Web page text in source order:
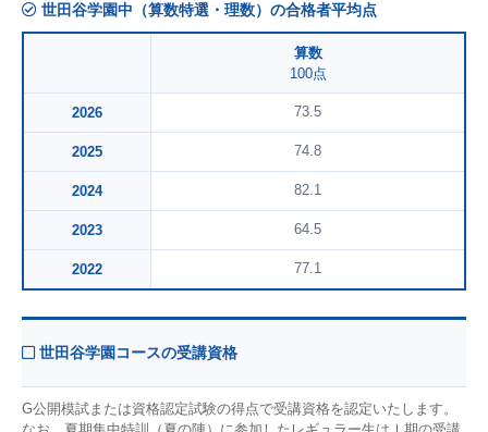
世田谷学園中（算数特選・理数）の合格者平均点
算数
100点
2026 73.5
2025 74.8
2024 82.1
2023 64.5
2022 77.1
世田谷学園コースの受講資格
G公開模試または資格認定試験の得点で受講資格を認定いたします。